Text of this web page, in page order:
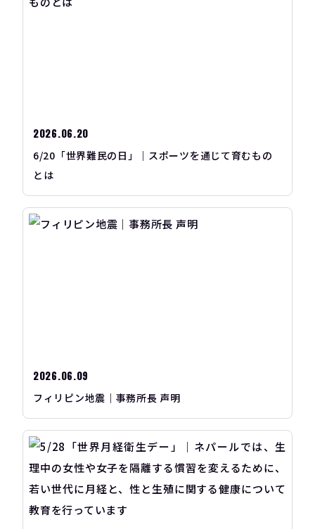
2026.06.20
6/20「世界難民の日」｜スポーツを通じて育むもの
とは
2026.06.09
フィリピン地震｜事務所長 声明